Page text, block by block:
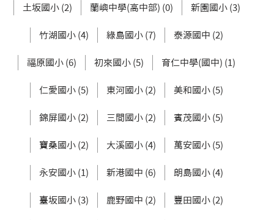
土坂國小 (2) 蘭嶼中學(高中部) (0) 新園國小 (3)
竹湖國小 (4) 綠島國小 (7) 泰源國中 (2)
福原國小 (6) 初來國小 (5) 育仁中學(國中) (1)
仁愛國小 (5) 東河國小 (2) 美和國小 (5)
錦屏國小 (2) 三間國小 (2) 賓茂國小 (5)
寶桑國小 (2) 大溪國小 (4) 萬安國小 (5)
永安國小 (1) 新港國中 (6) 朗島國小 (4)
臺坂國小 (3) 鹿野國中 (2) 豐田國小 (2)